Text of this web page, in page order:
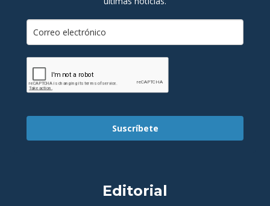
Suscríbete
Editorial